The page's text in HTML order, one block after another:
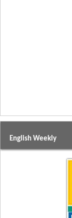
English Weekly